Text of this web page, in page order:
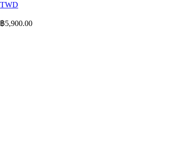
TWD
฿5,900.00